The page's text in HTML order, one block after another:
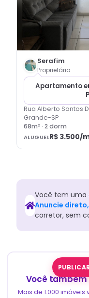
Serafim
Proprietário
Apartamento
Rua Alberto Santos
Grande-SP
68m² · 2dorm
ALUGUELR$ 3.500/
Você tem uma
Anuncie
corretor, sem
Você também
Mais de 1.000